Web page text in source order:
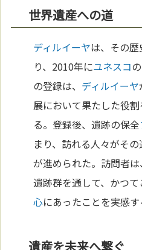
世界遺産への道
ディルイーヤは、その歴
り、2010年にユネスコの
の登録は、 ディルイーヤ
展において果たした役割
る。登録後、遺跡の保全
まり、訪れる人々がそ
が進められた。訪問者
遺跡群を通して、かつ
心にあったことを実感す
遺産を未来へ繋ぐ